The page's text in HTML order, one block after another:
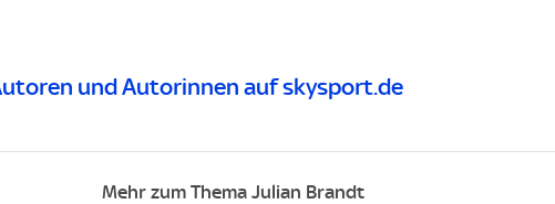
und Autorinnen auf skysport.de
Mehr zum Thema Julian Brandt